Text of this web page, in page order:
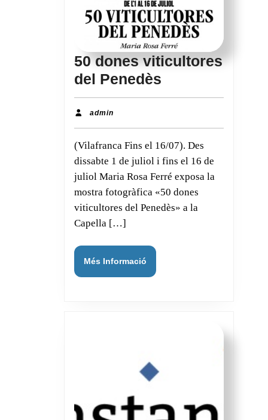
50 dones viticultores
del Penedès
dones
del
Penedès
admin
(Vilafranca Fins el 16/07). Des
dissabte 1 de juliol i fins el 16 de
juliol Maria Rosa Ferré exposa la
mostra fotogràfica «50 dones
viticultores del Penedès» a la
Capella […]
Més Informació
Informació